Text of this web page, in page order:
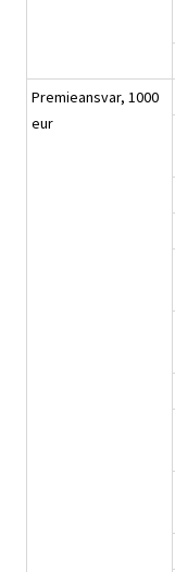
Premieansvar, 1000
eur